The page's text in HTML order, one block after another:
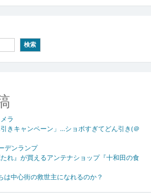
検索
ラ
きキャンペーン」…ショボすぎてどん引き(＠
デンランプ
れ』が買えるアンテナショップ『十和田の食
は中心街の救世主になれるのか？